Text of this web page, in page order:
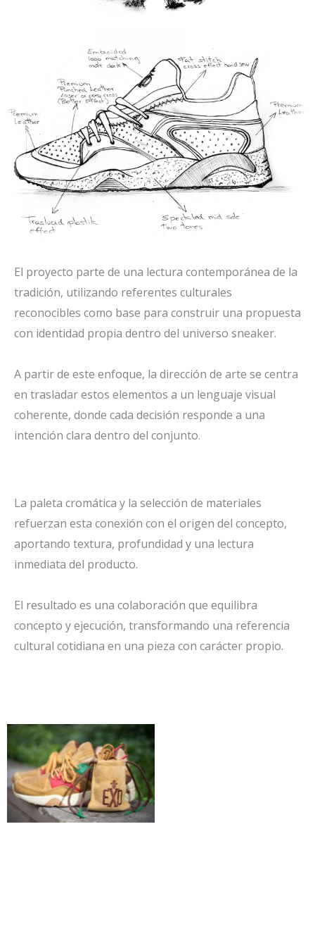
El proyecto parte de una lectura contemporánea de la
tradición, utilizando referentes culturales
reconocibles como base para construir una propuesta
con identidad propia dentro del universo sneaker.
A partir de este enfoque, la dirección de arte se centra
en trasladar estos elementos a un lenguaje visual
coherente, donde cada decisión responde a una
intención clara dentro del conjunto.
La paleta cromática y la selección de materiales
refuerzan esta conexión con el origen del concepto,
aportando textura, profundidad y una lectura
inmediata del producto.
El resultado es una colaboración que equilibra
concepto y ejecución, transformando una referencia
cultural cotidiana en una pieza con carácter propio.